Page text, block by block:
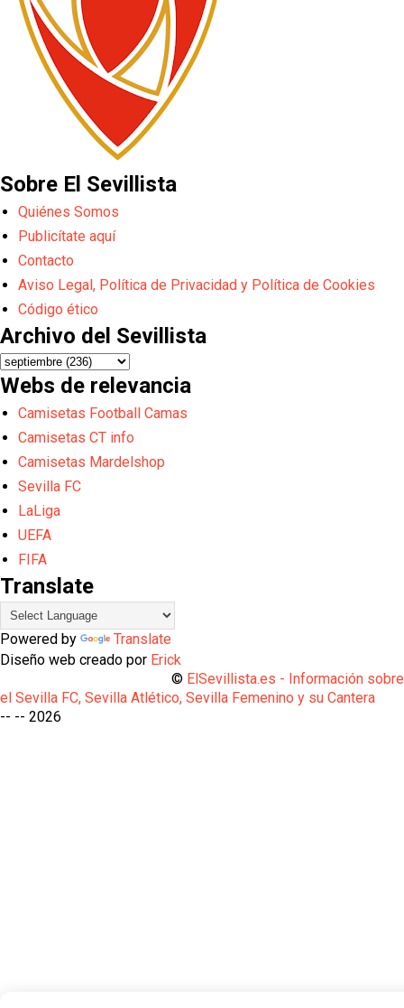
Sobre El Sevillista
Quiénes Somos
Publicítate aquí
Contacto
Aviso Legal, Política de Privacidad y Política de Cookies
Código ético
Archivo del Sevillista
Webs de relevancia
Camisetas Football Camas
Camisetas CT info
Camisetas Mardelshop
Sevilla FC
LaLiga
UEFA
FIFA
Translate
Powered by
Translate
Diseño web creado por Erick
© ElSevillista.es - Información sobre
el Sevilla FC, Sevilla Atlético, Sevilla Femenino y su Cantera
-- -- 2026